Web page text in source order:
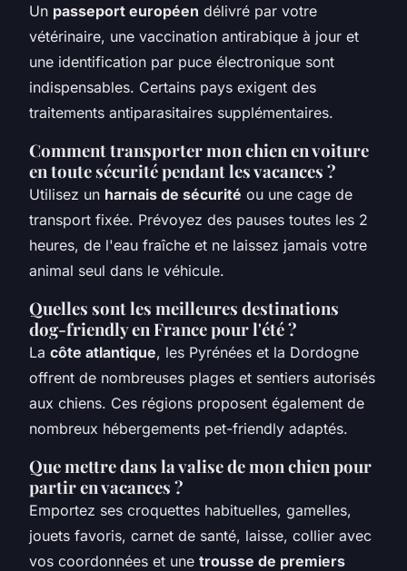
Un passeport européen délivré par votre
vétérinaire, une vaccination antirabique à jour et
une identification par puce électronique sont
indispensables. Certains pays exigent des
traitements antiparasitaires supplémentaires.
Comment transporter mon chien en voiture
en toute sécurité pendant les vacances ?
Utilisez un harnais de sécurité ou une cage de
transport fixée. Prévoyez des pauses toutes les 2
heures, de l'eau fraîche et ne laissez jamais votre
animal seul dans le véhicule.
Quelles sont les meilleures destinations
dog-friendly en France pour l'été ?
La côte atlantique, les Pyrénées et la Dordogne
offrent de nombreuses plages et sentiers autorisés
aux chiens. Ces régions proposent également de
nombreux hébergements pet-friendly adaptés.
Que mettre dans la valise de mon chien pour
partir en vacances ?
Emportez ses croquettes habituelles, gamelles,
jouets favoris, carnet de santé, laisse, collier avec
vos coordonnées et une trousse de premiers